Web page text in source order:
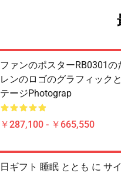
ファンのポスターRB0301の
レンのロゴのグラフィック
テージPhotograp
￥287,100 - ￥665,550
日ギフト 睡眠 ととも に サ